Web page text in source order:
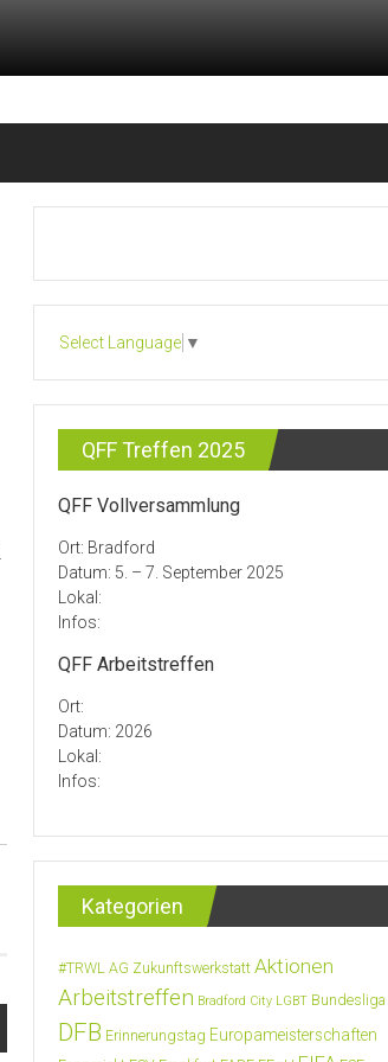
Select Language ▼
QFF Treffen 2025
QFF Vollversammlung
Ort: Bradford
Datum: 5. – 7. September 2025
Lokal:
Infos:
QFF Arbeitstreffen
Ort:
Datum: 2026
Lokal:
Infos:
Kategorien
#TRWL AG Zukunftswerkstatt Aktionen
Arbeitstreffen Bradford City LGBT Bundesliga
DFB Erinnerungstag Europameisterschaften